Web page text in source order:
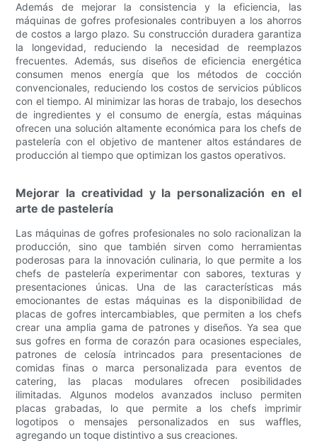
Además de mejorar la consistencia y la eficiencia, las
máquinas de gofres profesionales contribuyen a los ahorros
de costos a largo plazo. Su construcción duradera garantiza
la longevidad, reduciendo la necesidad de reemplazos
frecuentes. Además, sus diseños de eficiencia energética
consumen menos energía que los métodos de cocción
convencionales, reduciendo los costos de servicios públicos
con el tiempo. Al minimizar las horas de trabajo, los desechos
de ingredientes y el consumo de energía, estas máquinas
ofrecen una solución altamente económica para los chefs de
pastelería con el objetivo de mantener altos estándares de
producción al tiempo que optimizan los gastos operativos.
Mejorar la creatividad y la personalización en el
arte de pastelería
Las máquinas de gofres profesionales no solo racionalizan la
producción, sino que también sirven como herramientas
poderosas para la innovación culinaria, lo que permite a los
chefs de pastelería experimentar con sabores, texturas y
presentaciones únicas. Una de las características más
emocionantes de estas máquinas es la disponibilidad de
placas de gofres intercambiables, que permiten a los chefs
crear una amplia gama de patrones y diseños. Ya sea que
sus gofres en forma de corazón para ocasiones especiales,
patrones de celosía intrincados para presentaciones de
comidas finas o marca personalizada para eventos de
catering, las placas modulares ofrecen posibilidades
ilimitadas. Algunos modelos avanzados incluso permiten
placas grabadas, lo que permite a los chefs imprimir
logotipos o mensajes personalizados en sus waffles,
agregando un toque distintivo a sus creaciones.